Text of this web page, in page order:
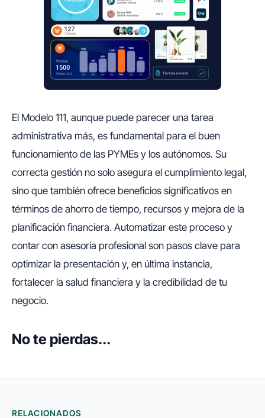
El Modelo 111, aunque puede parecer una tarea
administrativa más, es fundamental para el buen
funcionamiento de las PYMEs y los autónomos. Su
correcta gestión no solo asegura el cumplimiento legal,
sino que también ofrece beneficios significativos en
términos de ahorro de tiempo, recursos y mejora de la
planificación financiera. Automatizar este proceso y
contar con asesoría profesional son pasos clave para
optimizar la presentación y, en última instancia,
fortalecer la salud financiera y la credibilidad de tu
negocio.
No te pierdas...
RELACIONADOS